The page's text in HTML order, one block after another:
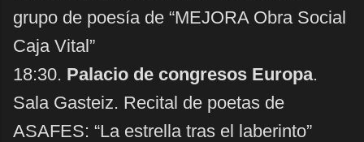
grupo de poesía de “MEJORA Obra Social
Caja Vital”
18:30. Palacio de congresos Europa.
Sala Gasteiz. Recital de poetas de
ASAFES: “La estrella tras el laberinto”